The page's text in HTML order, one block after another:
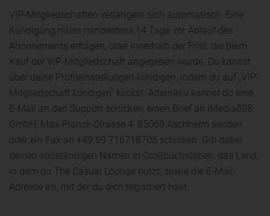
VIP-Mitgliedschaften verlängern sich automatisch. Eine
Kündigung muss mindestens 14 Tage vor Ablauf des
Abonnements erfolgen, oder innerhalb der Frist, die beim
Kauf der VIP-Mitgliedschaft angegeben wurde. Du kannst
über deine Profileinstellungen kündigen, indem du auf „VIP-
Mitgliedschaft kündigen" klickst. Alternativ kannst du eine
E-Mail an den Support schicken, einen Brief an iMedia888
GmbH, Max-Planck-Strasse 4, 85069 Aschheim senden
oder ein Fax an +49 89 716718705 schicken. Gib dabei
deinen vollständigen Namen in Großbuchstaben, das Land,
in dem du The Casual Lounge nutzt, sowie die E-Mail-
Adresse an, mit der du dich registriert hast.